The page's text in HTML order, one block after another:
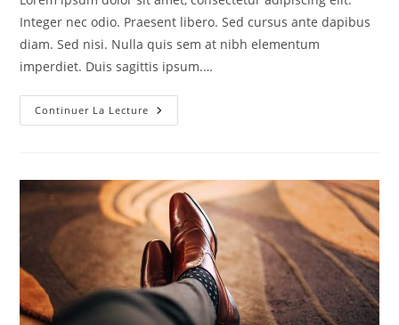
publication :
Integer nec odio. Praesent libero. Sed cursus ante dapibus
diam. Sed nisi. Nulla quis sem at nibh elementum
imperdiet. Duis sagittis ipsum.…
Continuer La Lecture Duis
Sagitis